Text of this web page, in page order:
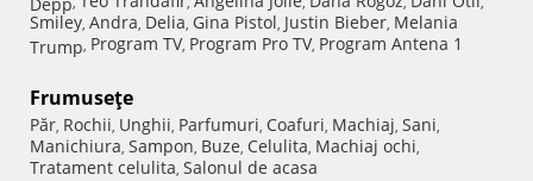
Smiley, Andra, Delia, Gina Pistol, Justin Bieber, Melania
Trump, Program TV, Program Pro TV, Program Antena 1
Frumuseţe
Păr, Rochii, Unghii, Parfumuri, Coafuri, Machiaj, Sani,
Manichiura, Sampon, Buze, Celulita, Machiaj ochi,
Tratament celulita, Salonul de acasa